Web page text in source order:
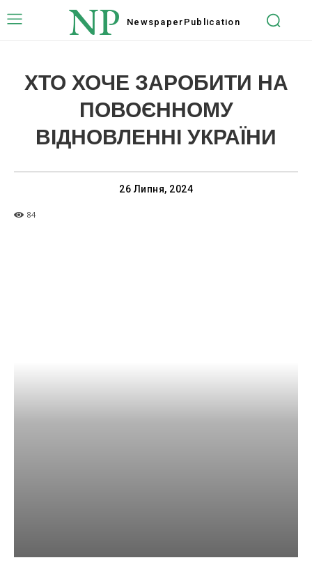
NP Newspaper Publication
ХТО ХОЧЕ ЗАРОБИТИ НА
ПОВОЄННОМУ
ВІДНОВЛЕННІ УКРАЇНИ
26 Липня, 2024
84